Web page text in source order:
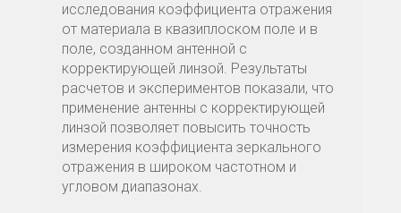
исследования коэффициента отражения
от материала в квазиплоском поле и в
поле, созданном антенной с
корректирующей линзой. Результаты
расчетов и экспериментов показали, что
применение антенны с корректирующей
линзой позволяет повысить точность
измерения коэффициента зеркального
отражения в широком частотном и
угловом диапазонах.